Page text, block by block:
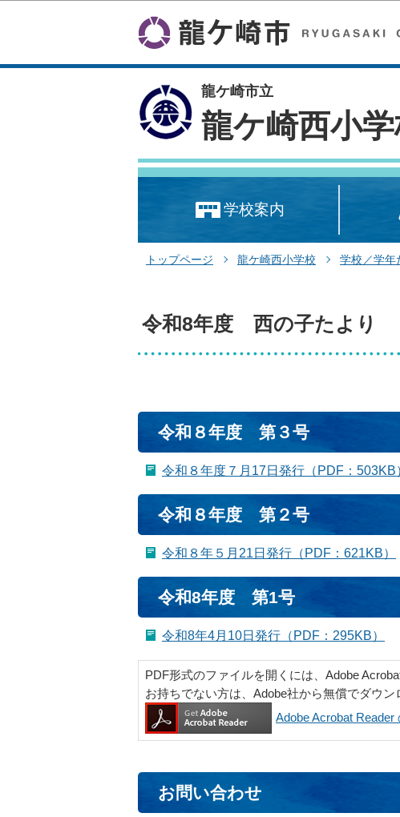
龍ケ崎市立
龍ケ崎西小
学校案内
トップページ 龍ケ崎西小学校 学校／学年
令和8年度 西の子たより
令和８年度 第３号
令和８年度７月17日発行（PDF：503KB
令和８年度 第２号
令和８年５月21日発行（PDF：621KB）
令和8年度 第1号
令和8年4月10日発行（PDF：295KB）
PDF形式のファイルを開くには、Adobe
お持ちでない方は、Adobe社から無償でダウン
Adobe Acrobat
お問い合わせ